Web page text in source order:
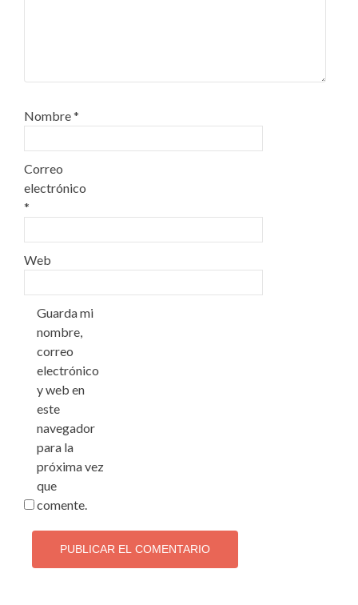
Nombre*
Correo
electrónico
*
Web
Guarda mi
nombre,
correo
electrónico
y web en
este
navegador
para la
próxima vez
que
comente.